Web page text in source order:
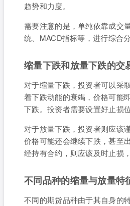
趋势和力度。
需要注意的是，单纯依靠成交
统、MACD指标等，进行综合
缩量下跌和放量下跌的交
对于缩量下跌，投资者可以采
着下跌动能的衰竭，价格可能
下跌。投资者需要设置好止损
对于放量下跌，投资者则应该
价格可能还会继续下跌，甚至
经持有合约，则应该及时止损
不同品种的缩量与放量特
不同的期货品种由于其自身的